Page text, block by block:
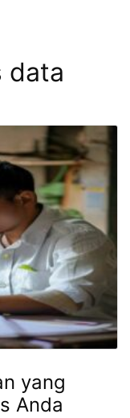
data
yang
Anda